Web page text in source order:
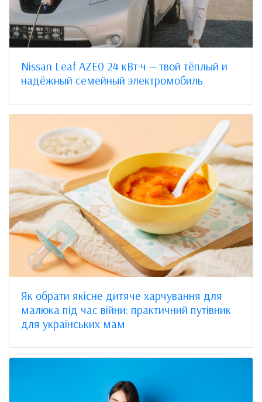
Nissan Leaf AZE0 24 кВт·ч — твой тёплый и
надёжный семейный электромобиль
Як обрати якісне дитяче харчування для
малюка під час війни: практичний путівник
для українських мам